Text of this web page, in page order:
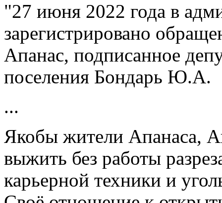
"27 июня 2022 года в
зарегистрировано
Апанас, подписанное
поселения Бондарь Ю.А.
...
Якобы жители Апанаса,
выжить без работы
карьерной техники и